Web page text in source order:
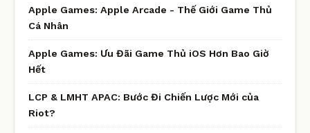
Apple Games: Apple Arcade - Thế Giới Game Thủ
Cá Nhân
Apple Games: Ưu Đãi Game Thủ iOS Hơn Bao Giờ
Hết
LCP & LMHT APAC: Bước Đi Chiến Lược Mới của
Riot?